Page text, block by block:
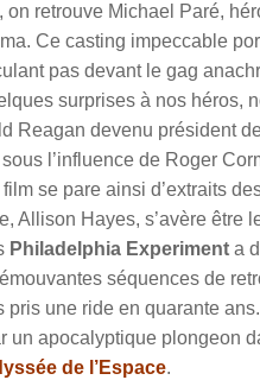
, on retrouve Michael Paré,
Ce casting impeccable
pas devant le gag
surprises à nos héros,
Reagan devenu président
l’influence de Roger
se pare ainsi d’extraits
Allison Hayes, s’avère être
Philadelphia Experiment a
séquences de
une ride en quarante
un apocalyptique plongeon
de l’Espace.